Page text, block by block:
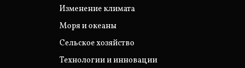
Изменение климата
Моря и океаны
Сельское хозяйство
Технологии и инновации